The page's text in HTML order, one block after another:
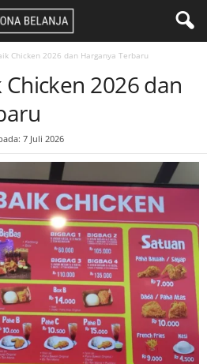
Chicken 2026 dan Harganya Terbaru
2026 dan
7 Juli 2026